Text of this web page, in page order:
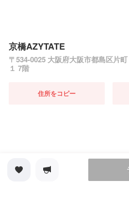
京橋AZYTATE
〒534-0025 大阪府大阪市都島区片
１ 7階
住所をコピー